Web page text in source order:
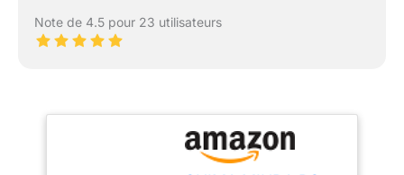
Note de 4.5 pour 23 utilisateurs